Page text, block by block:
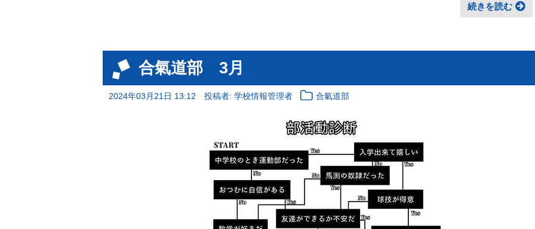
続きを読む
合氣道部 3月
2024年03月21日 13:12 投稿者: 学校情報管理者 合氣道部